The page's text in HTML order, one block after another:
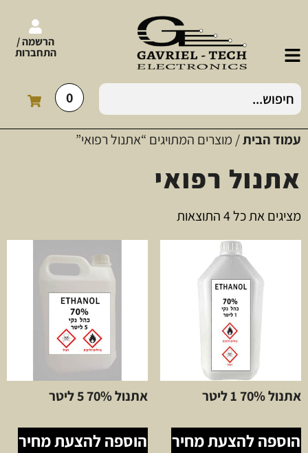
הרשמה /
התחברות
0
עמוד הבית/ מוצרים המתויגים “אתנול רפואי”
אתנול רפואי
מציגים את כל ⁦4⁩ התוצאות
אתנול 70% 1 ליטר
הוספה להצעת מחיר
אתנול 70% 5 ליטר
הוספה להצעת מחיר